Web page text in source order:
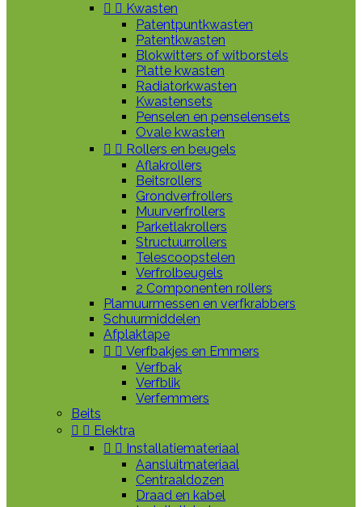
  Kwasten
Patentpuntkwasten
Patentkwasten
Blokwitters of witborstels
Platte kwasten
Radiatorkwasten
Kwastensets
Penselen en penselensets
Ovale kwasten
  Rollers en beugels
Aflakrollers
Beitsrollers
Grondverfrollers
Muurverfrollers
Parketlakrollers
Structuurrollers
Telescoopstelen
Verfrolbeugels
2 Componenten rollers
Plamuurmessen en verfkrabbers
Schuurmiddelen
Afplaktape
  Verfbakjes en Emmers
Verfbak
Verfblik
Verfemmers
Beits
  Elektra
  Installatiemateriaal
Aansluitmateriaal
Centraaldozen
Draad en kabel